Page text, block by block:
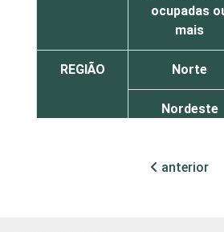
ocupadas
mais
REGIÃO Norte
Nordeste
anterior